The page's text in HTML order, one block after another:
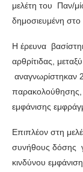
μελέτη του Παν/
δημοσιευμένη
Η έρευνα
αρθρίτιδας,
αναγνωρίστηκαν
παρακολούθησης,
εμφάνισης
Επιπλέον στη
συνήθους δόσης
κινδύνου